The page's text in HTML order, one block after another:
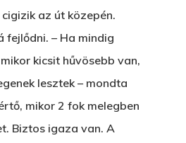
az út közepén.
fejlődni. – Ha mindig
kicsit hűvösebb van,
lesztek – mondta
mikor 2 fok melegben
Biztos igaza van. A